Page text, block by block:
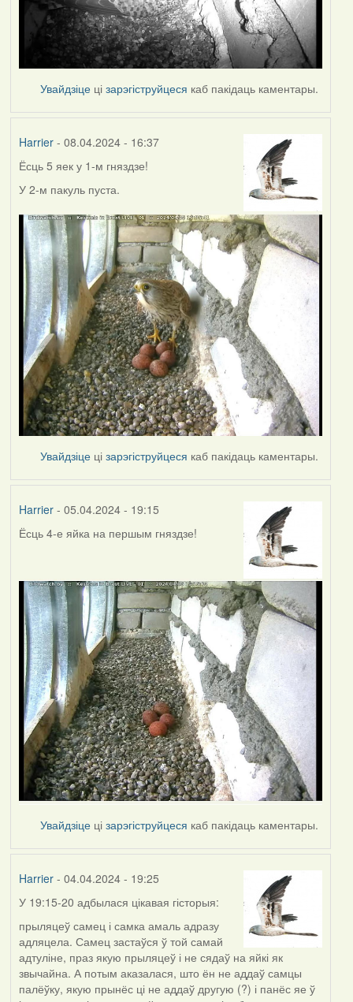
Увайдзіце цізарэгіструйцеся каб пакідаць каментары.
Harrier- 08.04.2024 - 16:37
Ёсць 5 яек у 1-м гняздзе!
У 2-м пакуль пуста.
Увайдзіце цізарэгіструйцеся каб пакідаць каментары.
Harrier- 05.04.2024 - 19:15
Ёсць 4-е яйка на першым гняздзе!
Увайдзіце цізарэгіструйцеся каб пакідаць каментары.
Harrier- 04.04.2024 - 19:25
У 19:15-20 адбылася цікавая гісторыя:
прыляцеў самец і самка амаль адразу
адляцела. Самец застаўся ў той самай
адтуліне, праз якую прыляцеў і не сядаў на яйкі як
звычайна. А потым аказалася, што ён не аддаў самцы
палёўку, якую прынёс ці не аддаў другую (?) і панёс яе ў